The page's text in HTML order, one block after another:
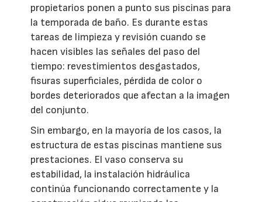
propietarios ponen a punto sus piscinas para
la temporada de baño. Es durante estas
tareas de limpieza y revisión cuando se
hacen visibles las señales del paso del
tiempo: revestimientos desgastados,
fisuras superficiales, pérdida de color o
bordes deteriorados que afectan a la imagen
del conjunto.
Sin embargo, en la mayoría de los casos, la
estructura de estas piscinas mantiene sus
prestaciones. El vaso conserva su
estabilidad, la instalación hidráulica
continúa funcionando correctamente y la